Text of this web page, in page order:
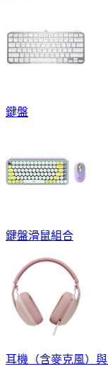
鍵盤
鍵盤滑鼠組合
耳機（含麥克風）